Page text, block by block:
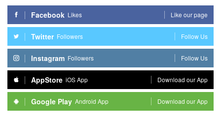
Facebook Likes Like our page
Twitter Followers Follow Us
Instagram Followers Follow Us
AppStore iOS App Download our App
Google Play Android App Download our App